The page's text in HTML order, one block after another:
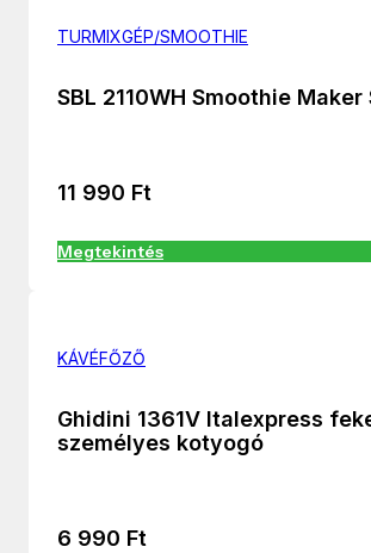
TURMIXGÉP/SMOOTHIE
SBL 2110WH Smoothie Maker
11 990 Ft
Megtekintés
KÁVÉFŐZŐ
Ghidini 1361V Italexpress
személyes kotyogó
6 990 Ft